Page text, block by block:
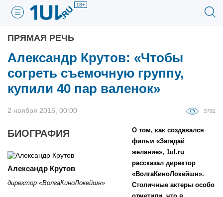
18+
ПРЯМАЯ РЕЧЬ
Александр Крутов: «Чтобы
согреть съемочную группу,
купили 40 пар валенок»
2 ноября 2016, 00:00 3792
БИОГРАФИЯ
Александр Крутов
директор «ВолгаКиноЛокейшн»
О том, как создавался
фильм «Загадай
желание», 1ul.ru
рассказал директор
«ВолгаКиноЛокейшн».
Столичные актеры особо